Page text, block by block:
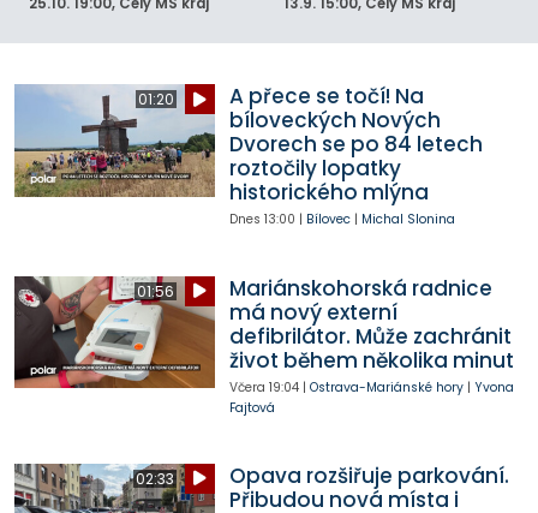
01:20
A přece se točí! Na
bíloveckých Nových
Dvorech se po 84 letech
roztočily lopatky
historického mlýna
Dnes 13:00 | Bílovec| Michal Slonina
01:56
Mariánskohorská radnice
má nový externí
defibrilátor. Může zachránit
život během několika minut
Včera 19:04| Ostrava-Mariánské hory| Yvona
Fajtová
02:33
Opava rozšiřuje parkování.
Přibudou nová místa i